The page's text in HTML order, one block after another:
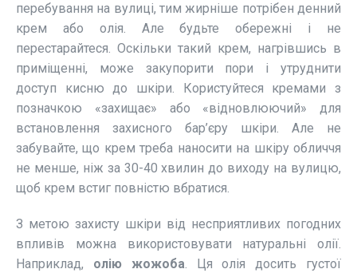
перебування на вулиці, тим жирніше потрібен денний
крем або олія. Але будьте обережні і не
перестарайтеся. Оскільки такий крем, нагрівшись в
приміщенні, може закупорити пори і утруднити
доступ кисню до шкіри. Користуйтеся кремами з
позначкою «захищає» або «відновлюючий» для
встановлення захисного бар’єру шкіри. Але не
забувайте, що крем треба наносити на шкіру обличчя
не менше, ніж за 30-40 хвилин до виходу на вулицю,
щоб крем встиг повністю вбратися.
З метою захисту шкіри від несприятливих погодних
впливів можна використовувати натуральні олії.
Наприклад, олію жожоба . Ця олія досить густої